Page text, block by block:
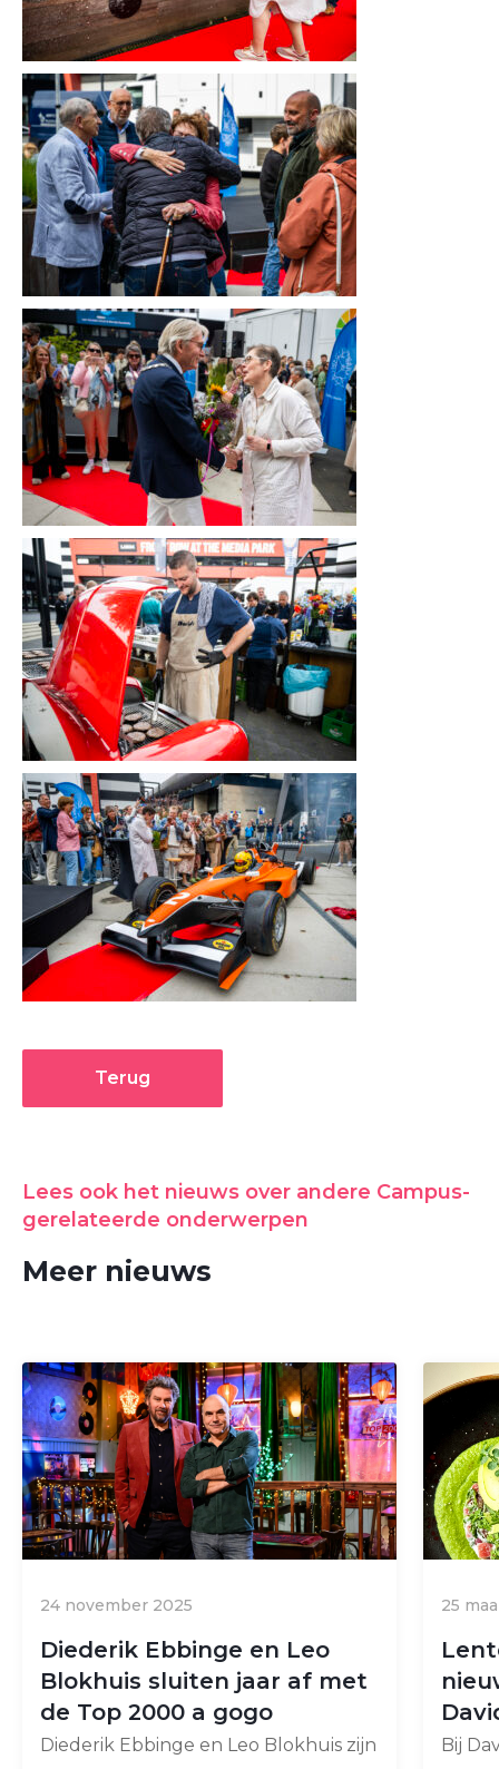
Terug
Lees ook het nieuws over andere Campus-
gerelateerde onderwerpen
Meer nieuws
24 november 2025
Diederik Ebbinge en Leo
Blokhuis sluiten jaar af met
de Top 2000 a gogo
Diederik Ebbinge en Leo Blokhuis zijn
25
Bij